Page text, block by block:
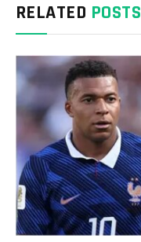
RELATED POSTS